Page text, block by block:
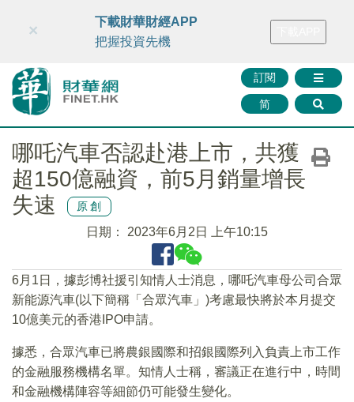
財華智庫網 FINTV FINMETA 財華證券 媒體矩陣
訂閱
简
×
下載財華財經APP
把握投資先機
哪吒汽車否認赴港上市，共獲
超150億融資，前5月銷量增長
失速
原創
日期： 2023年6月2日 上午10:15
6月1日，據彭博社援引知情人士消息，哪吒汽車母公司合眾
新能源汽車(以下簡稱「合眾汽車」)考慮最快將於本月提交
10億美元的香港IPO申請。
據悉，合眾汽車已將農銀國際和招銀國際列入負責上市工作
的金融服務機構名單。知情人士稱，審議正在進行中，時間
和金融機構陣容等細節仍可能發生變化。